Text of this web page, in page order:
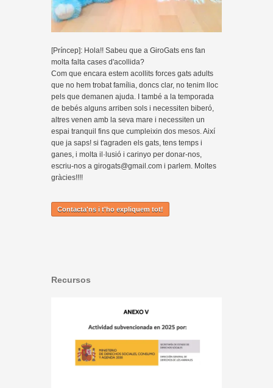
[Príncep]: Hola!! Sabeu que a GiroGats ens fan
molta falta cases d'acollida?
Com que encara estem acollits forces gats adults
que no hem trobat família, doncs clar, no tenim lloc
pels que demanen ajuda. I també a la temporada
de bebés alguns arriben sols i necessiten biberó,
altres venen amb la seva mare i necessiten un
espai tranquil fins que cumpleixin dos mesos. Així
que ja saps! si t'agraden els gats, tens temps i
ganes, i molta il·lusió i carinyo per donar-nos,
escriu-nos a girogats@gmail.com i parlem. Moltes
gràcies!!!!
Contacta'ns i t'ho expliquem tot!
Recursos